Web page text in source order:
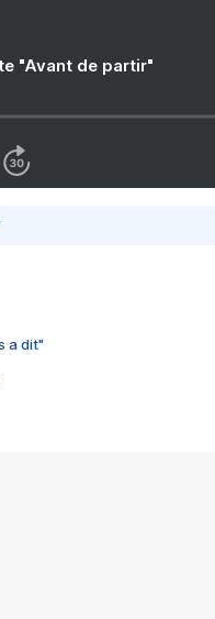
"Avant de partir"
a dit"